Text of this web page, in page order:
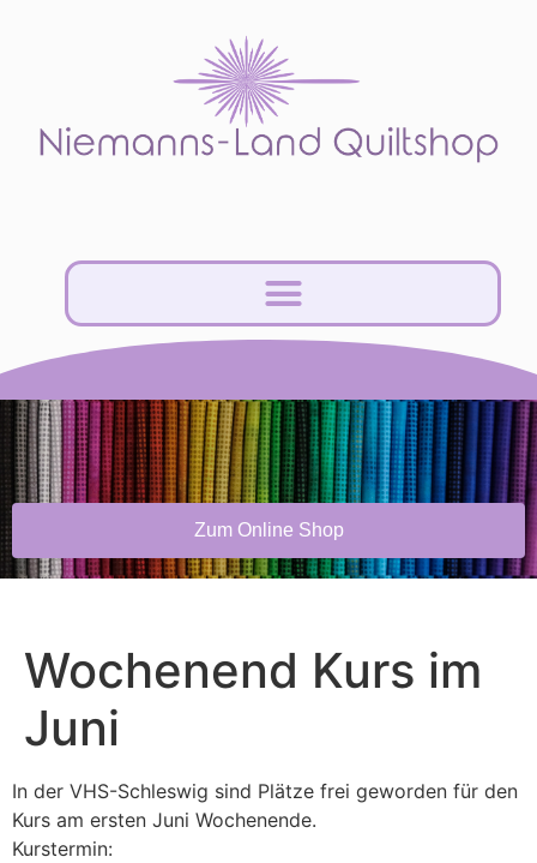
Zum Online Shop
Wochenend Kurs im
Juni
In der VHS-Schleswig sind Plätze frei geworden für den
Kurs am ersten Juni Wochenende.
Kurstermin: